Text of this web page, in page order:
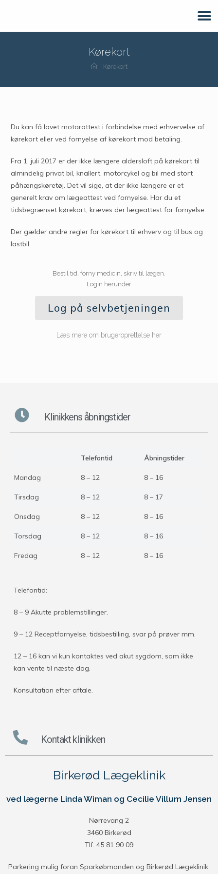
Kørekort
Kørekort
Du kan få lavet motorattest i forbindelse med erhvervelse af
kørekort eller ved fornyelse af kørekort mod betaling.
Fra 1. juli 2017 er der ikke længere aldersloft på kørekort til
almindelig privat bil, knallert, motorcykel og bil med stort
påhængskøretøj. Det vil sige, at der ikke længere er et
generelt krav om lægeattest ved fornyelse. Har du et
tidsbegrænset kørekort, kræves der lægeattest for fornyelse.
Der gælder andre regler for kørekort til erhverv og til bus og
lastbil.
Bestil tid, forny medicin, skriv til lægen.
Login herunder
Log på selvbetjeningen
Læs mere om brugeroprettelse her
Klinikkens åbningstider
Telefontid Åbningstider
Mandag 8 – 12 8 – 16
Tirsdag 8 – 12 8 – 17
Onsdag 8 – 12 8 – 16
Torsdag 8 – 12 8 – 16
Fredag 8 – 12 8 – 16
Telefontid:
8 – 9 Akutte problemstillinger.
9 – 12 Receptfornyelse, tidsbestilling, svar på prøver mm.
12 – 16 kan vi kun kontaktes ved akut sygdom, som ikke
kan vente til næste dag.
Konsultation efter aftale.
Kontakt klinikken
Birkerød Lægeklinik
ved lægerne Linda Wiman og Cecilie Villum Jensen
Nørrevang 2
3460 Birkerød
Tlf: 45 81 90 09
Parkering mulig foran Sparkøbmanden og Birkerød Lægeklinik.